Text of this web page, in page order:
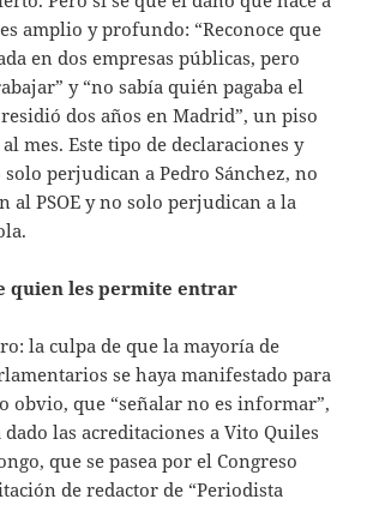
amplio y profundo: “Reconoce que
en dos empresas públicas, pero
y “no sabía quién pagaba el
dos años en Madrid”, un piso
mes. Este tipo de declaraciones y
perjudican a Pedro Sánchez, no
al PSOE y no solo perjudican a la
quien les permite entrar
la culpa de que la mayoría de
se haya manifestado para
obvio, que “señalar no es informar”,
las acreditaciones a Vito Quiles
que se pasea por el Congreso
de redactor de “Periodista